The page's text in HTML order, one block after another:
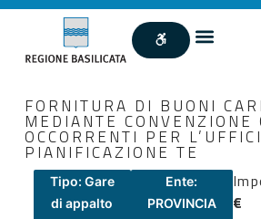
FORNITURA DI BUONI
MEDIANTE CONVENZIONE
OCCORRENTI PER
PIANIFICAZIONE TE
Tipo: Gare
di appalto
Ente:
PROVINCIA
€